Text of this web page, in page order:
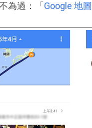
為過：「 Google 地